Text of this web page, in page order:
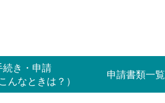
続き・申請
こんなときは？）
申請書類一覧